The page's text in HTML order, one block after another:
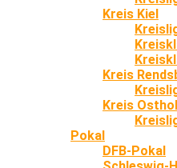
Kreis Kiel
Kreis
Kreis
Pokal
DFB-Pokal